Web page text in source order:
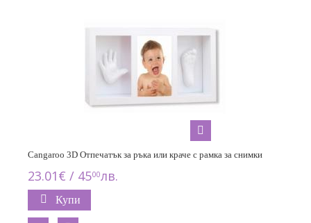
Cangaroo 3D Отпечатък за ръка или краче с рамка за снимки
23.01€ / 4500лв.
Купи